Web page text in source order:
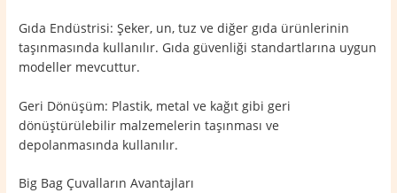
Gıda Endüstrisi: Şeker, un, tuz ve diğer gıda ürünlerinin
taşınmasında kullanılır. Gıda güvenliği standartlarına uygun
modeller mevcuttur.
Geri Dönüşüm: Plastik, metal ve kağıt gibi geri
dönüştürülebilir malzemelerin taşınması ve
depolanmasında kullanılır.
Big Bag Çuvalların Avantajları